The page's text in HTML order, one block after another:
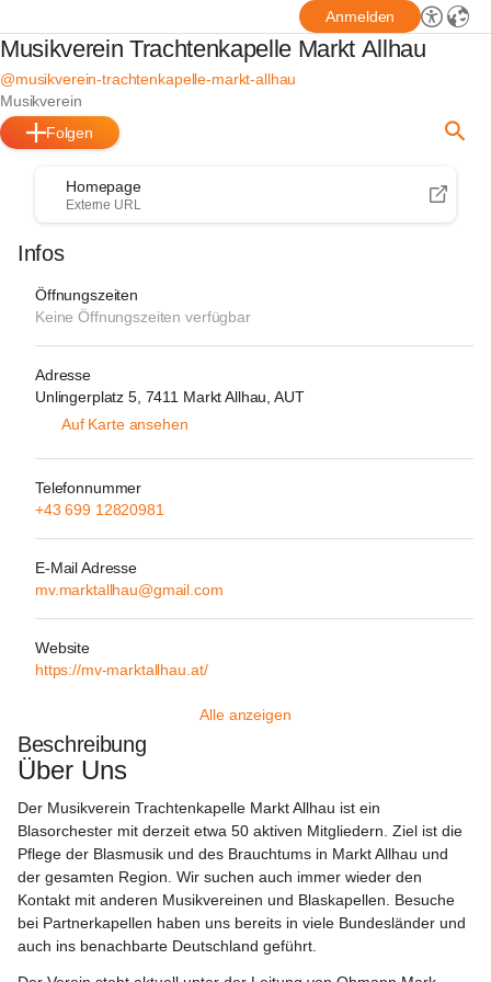
Anmelden
Musikverein Trachtenkapelle Markt Allhau
@musikverein-trachtenkapelle-markt-allhau
Musikverein
Folgen
Homepage
Externe URL
Infos
Öffnungszeiten
Keine Öffnungszeiten verfügbar
Adresse
Unlingerplatz 5, 7411 Markt Allhau, AUT
Auf Karte ansehen
Telefonnummer
+43 699 12820981
E-Mail Adresse
mv.marktallhau@gmail.com
Website
https://mv-marktallhau.at/
Alle anzeigen
Beschreibung
Über Uns
Der Musikverein Trachtenkapelle Markt Allhau ist ein
Blasorchester mit derzeit etwa 50 aktiven Mitgliedern. Ziel ist die
Pflege der Blasmusik und des Brauchtums in Markt Allhau und
der gesamten Region. Wir suchen auch immer wieder den
Kontakt mit anderen Musikvereinen und Blaskapellen. Besuche
bei Partnerkapellen haben uns bereits in viele Bundesländer und
auch ins benachbarte Deutschland geführt.